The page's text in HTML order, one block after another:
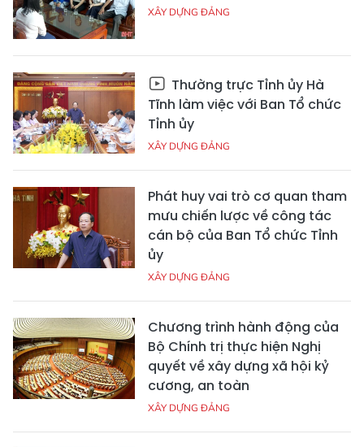
XÂY DỰNG ĐẢNG
Thường trực Tỉnh ủy Hà
Tĩnh làm việc với Ban Tổ chức
Tỉnh ủy
XÂY DỰNG ĐẢNG
Phát huy vai trò cơ quan tham
mưu chiến lược về công tác
cán bộ của Ban Tổ chức Tỉnh
ủy
XÂY DỰNG ĐẢNG
Chương trình hành động của
Bộ Chính trị thực hiện Nghị
quyết về xây dựng xã hội kỷ
cương, an toàn
XÂY DỰNG ĐẢNG